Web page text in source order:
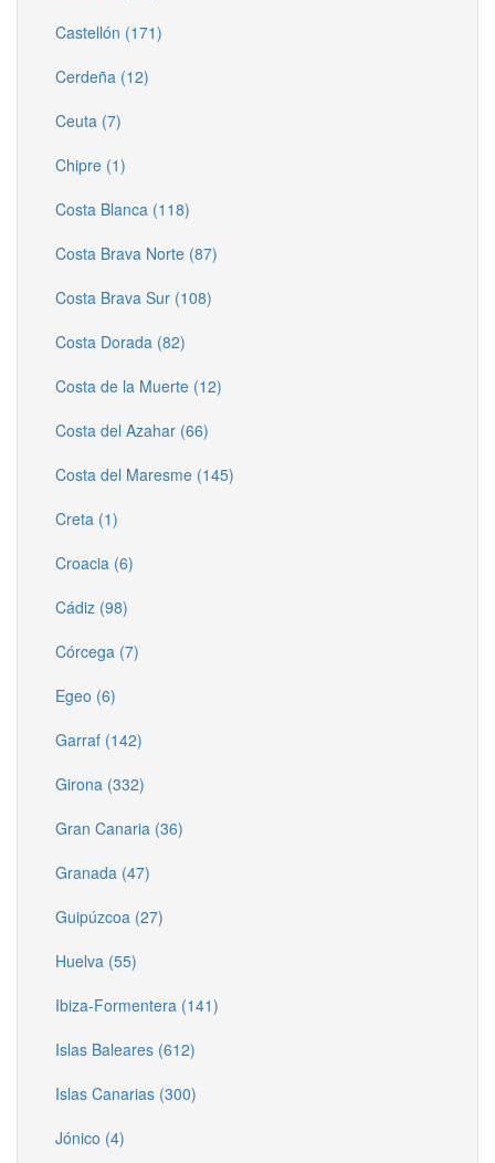
Castellón (171)
Cerdeña (12)
Ceuta (7)
Chipre (1)
Costa Blanca (118)
Costa Brava Norte (87)
Costa Brava Sur (108)
Costa Dorada (82)
Costa de la Muerte (12)
Costa del Azahar (66)
Costa del Maresme (145)
Creta (1)
Croacia (6)
Cádiz (98)
Córcega (7)
Egeo (6)
Garraf (142)
Girona (332)
Gran Canaria (36)
Granada (47)
Guipúzcoa (27)
Huelva (55)
Ibiza-Formentera (141)
Islas Baleares (612)
Islas Canarias (300)
Jónico (4)